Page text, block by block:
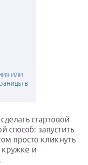
или
в
стартовой
способ: запустить
просто кликнуть
кружке и